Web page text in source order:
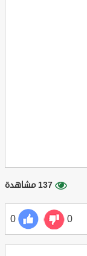
137 مشاهدة
0
0